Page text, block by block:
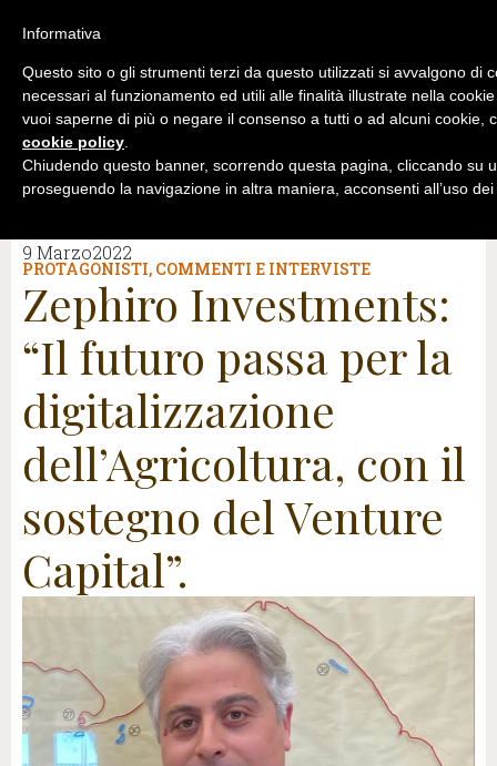
9 Marzo2022
PROTAGONISTI, COMMENTI E INTERVISTE
Zephiro Investments:
“Il futuro passa per la
digitalizzazione
dell’Agricoltura, con il
sostegno del Venture
Capital”.
Informativa
Questo sito o gli strumenti terzi da questo utilizzati si avvalgono di
necessari al funzionamento ed utili alle finalità illustrate nella
vuoi saperne di più o negare il consenso a tutti o ad alcuni cookie,
cookie policy.
Chiudendo questo banner, scorrendo questa pagina, cliccando su
proseguendo la navigazione in altra maniera, acconsenti all’uso